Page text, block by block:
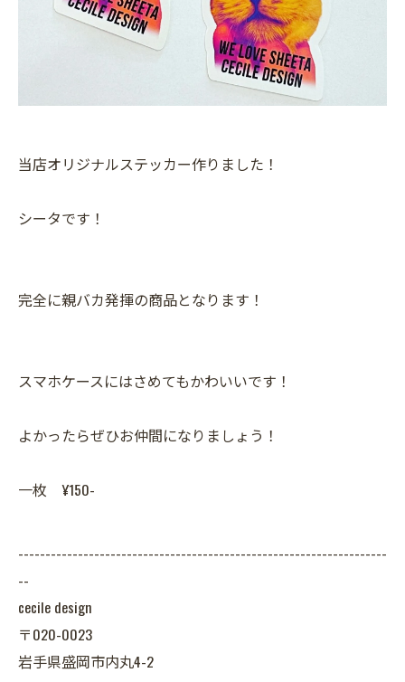
当店オリジナルステッカー作りました！
シータです！
完全に親バカ発揮の商品となります！
スマホケースにはさめてもかわいいです！
よかったらぜひお仲間になりましょう！
一枚 ¥150-
--------------------------------------------------------------------
--
cecile design
〒020-0023
岩手県盛岡市内丸4-2